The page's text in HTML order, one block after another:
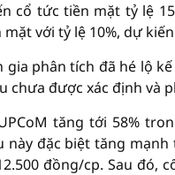
cổ tức tiền mặt tỷ lệ
với tỷ lệ 10%, dự
gia phân tích đã hé lộ
chưa được xác định và
tăng tới 58%
này đặc biệt tăng
đồng/cp. Sau đó,